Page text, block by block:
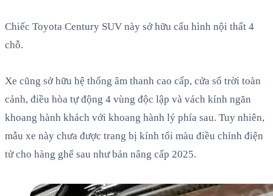
Chiếc Toyota Century SUV này sở hữu cấu hình nội thất 4
chỗ.
Xe cũng sở hữu hệ thống âm thanh cao cấp, cửa sổ trời toàn
cảnh, điều hòa tự động 4 vùng độc lập và vách kính ngăn
khoang hành khách với khoang hành lý phía sau. Tuy nhiên,
mẫu xe này chưa được trang bị kính tối màu điều chỉnh điện
tử cho hàng ghế sau như bản nâng cấp 2025.